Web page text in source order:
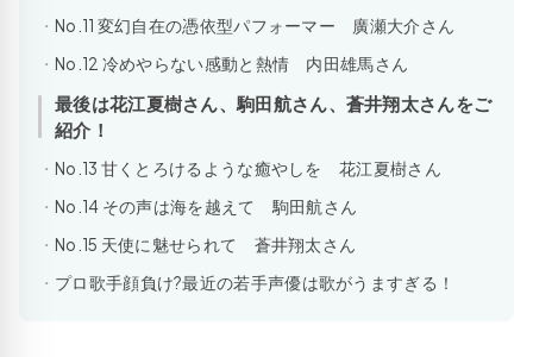
No.11 変幻自在の憑依型パフォーマー 廣瀬大介さん
No.12 冷めやらない感動と熱情 内田雄馬さん
最後は花江夏樹さん、駒田航さん、蒼井翔太さんをご
紹介！
No.13 甘くとろけるような癒やしを 花江夏樹さん
No.14 その声は海を越えて 駒田航さん
No.15 天使に魅せられて 蒼井翔太さん
プロ歌手顔負け?最近の若手声優は歌がうますぎる！